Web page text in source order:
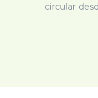
circular